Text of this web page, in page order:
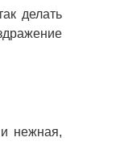
делать
нежная,